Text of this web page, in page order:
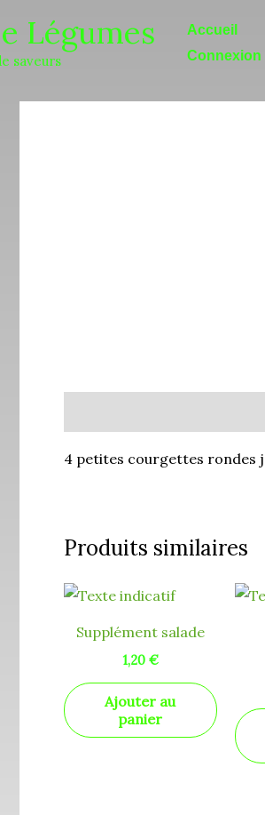
Légumes
saveurs
Accueil
Connexion
4 petites courgettes rondes
Produits similaires
Supplément salade
1,20 €
Ajouter au
panier